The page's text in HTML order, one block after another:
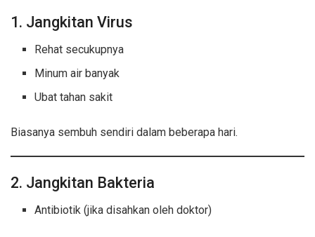
1. Jangkitan Virus
Rehat secukupnya
Minum air banyak
Ubat tahan sakit
Biasanya sembuh sendiri dalam beberapa hari.
2. Jangkitan Bakteria
Antibiotik (jika disahkan oleh doktor)